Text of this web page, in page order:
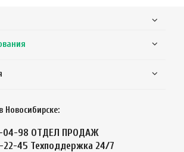
04-98 ОТДЕЛ ПРОДАЖ
22-45 Техподдержка 24/7